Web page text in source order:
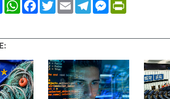
Share WhatsAppFacebook
TwitterEmail TelegramMessenger